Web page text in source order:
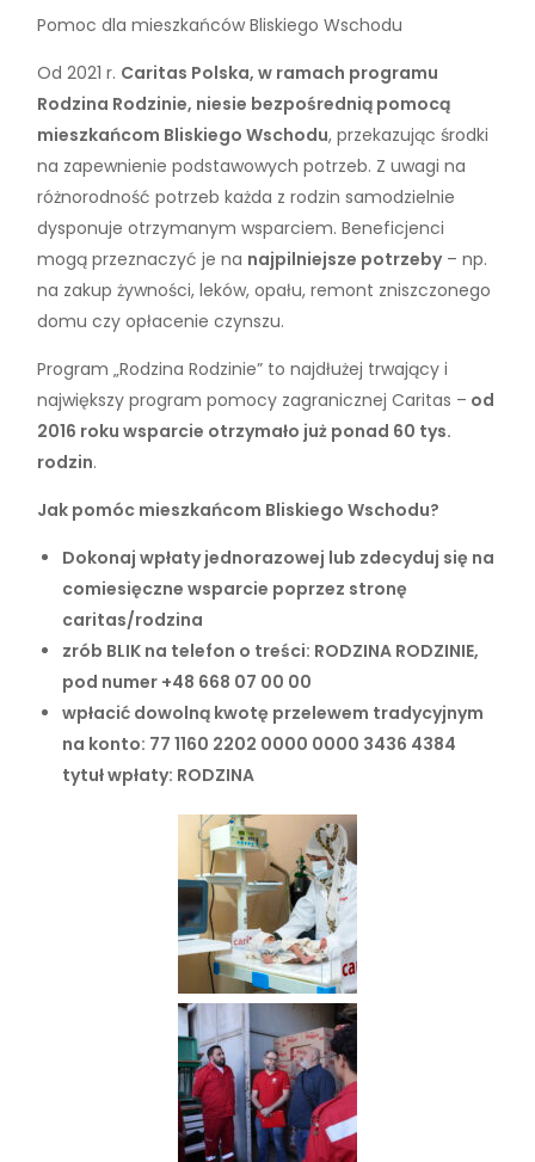
Pomoc dla mieszkańców Bliskiego Wschodu
Od 2021 r. Caritas Polska, w ramach programu
Rodzina Rodzinie, niesie bezpośrednią pomocą
mieszkańcom Bliskiego Wschodu, przekazując środki
na zapewnienie podstawowych potrzeb. Z uwagi na
różnorodność potrzeb każda z rodzin samodzielnie
dysponuje otrzymanym wsparciem. Beneficjenci
mogą przeznaczyć je na najpilniejsze potrzeby– np.
na zakup żywności, leków, opału, remont zniszczonego
domu czy opłacenie czynszu.
Program „Rodzina Rodzinie” to najdłużej trwający i
największy program pomocy zagranicznej Caritas – od
2016 roku wsparcie otrzymało już ponad 60 tys.
rodzin.
Jak pomóc mieszkańcom Bliskiego Wschodu?
Dokonaj wpłaty jednorazowej lub zdecyduj się na
comiesięczne wsparcie poprzez stronę
caritas/rodzina
zrób BLIK na telefon o treści: RODZINA RODZINIE,
pod numer +48 668 07 00 00
wpłacić dowolną kwotę przelewem tradycyjnym
na konto: 77 1160 2202 0000 0000 3436 4384
tytuł wpłaty: RODZINA